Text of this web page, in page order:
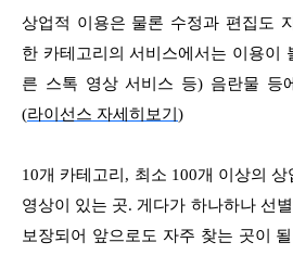
상업적 이용은 물론 수정과 편집도
한 카테고리의 서비스에서는 이용이
른 스톡 영상 서비스 등) 음란물 등
(라이선스 자세히보기 )
10개 카테고리, 최소 100개 이상의
영상이 있는 곳. 게다가 하나하나 선
보장되어 앞으로도 자주 찾는 곳이